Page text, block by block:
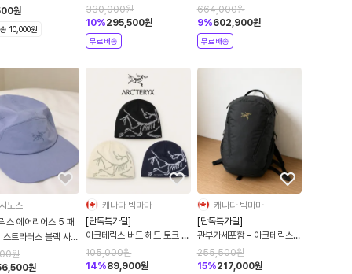
원
10,000원
3컬러 9316
330,000원
10%295,500원
무료배송
테릭스 남성 세륨 블랙 경량
후디 패딩 cerium hoody
0521
664,000원
9%602,900원
무료배송
노즈
스 에어리어스 5 패
스트라터스 블랙 사파
원
원
캐나다 빅마마
[단독특가딜]
아크테릭스 버드 헤드 토크 비
니 모음 6756
105,000원
14%89,900원
캐나다 빅마마
[단독특가딜]
관부가세포함 - 아크테릭스
맨티스 26 블랙 백팩
10643
255,500원
15%217,000원